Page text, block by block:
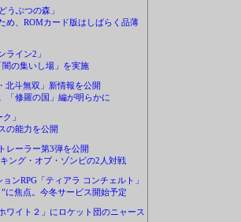
うぶつの森」
め、ROMカード版はしばらく品薄
ライン2」
の集いし場」を実施
北斗無双」新情報を公開
「修羅の国」編が明らかに
」
の能力を公開
レーラー第3弾を公開
ング・オブ・ゾンビの2人対戦
ンRPG「ティアラ コンチェルト」
に焦点。今冬サービス開始予定
ワイト２」にロケット団のニャース